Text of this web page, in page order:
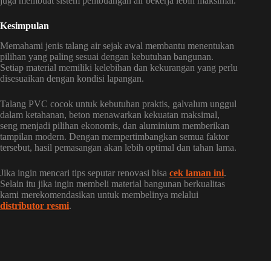
Kesimpulan
Memahami jenis talang air sejak awal membantu menentukan
pilihan yang paling sesuai dengan kebutuhan bangunan.
Setiap material memiliki kelebihan dan kekurangan yang perlu
disesuaikan dengan kondisi lapangan.
Talang PVC cocok untuk kebutuhan praktis, galvalum unggul
dalam ketahanan, beton menawarkan kekuatan maksimal,
seng menjadi pilihan ekonomis, dan aluminium memberikan
tampilan modern. Dengan mempertimbangkan semua faktor
tersebut, hasil pemasangan akan lebih optimal dan tahan lama.
Jika ingin mencari tips seputar renovasi bisa cek laman ini.
Selain itu jika ingin membeli material bangunan berkualitas
kami merekomendasikan untuk membelinya melalui
distributor resmi.